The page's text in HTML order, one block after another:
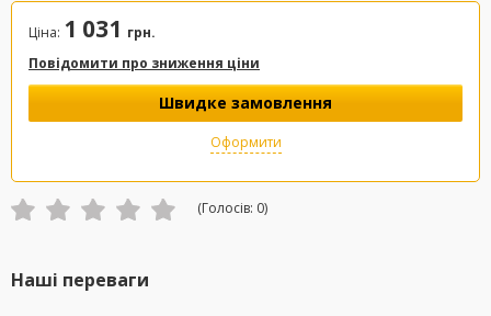
Ціна: 1 031 грн.
Повідомити про зниження ціни
Швидке замовлення
Оформити
(Голосів: 0)
Наші переваги